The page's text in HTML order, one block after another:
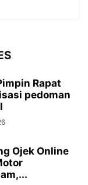
Rapat
pedoman
Ojek Online